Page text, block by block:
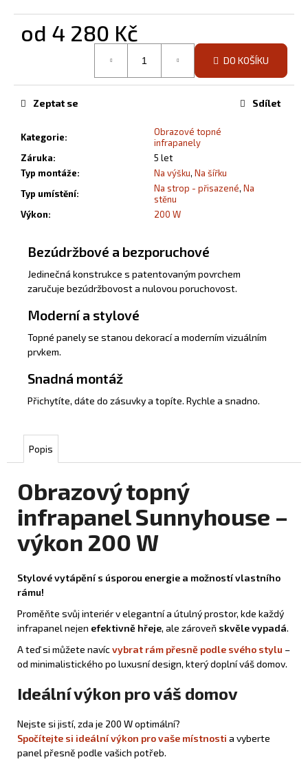
od 4 280 Kč
DO KOŠÍKU
Kategorie:
Obrazové topné
infrapanely
Záruka:
5 let
Typ montáže: Na výšku, Na šířku
Typ umístění: Na strop - přisazené, Na
stěnu
Výkon: 200 W
Zeptat se Sdílet
Bezúdržbové a bezporuchové
Jedinečná konstrukce s patentovaným povrchem
zaručuje bezúdržbovost a nulovou poruchovost.
Moderní a stylové
Topné panely se stanou dekorací a moderním vizuálním
prvkem.
Snadná montáž
Přichytíte, dáte do zásuvky a topíte. Rychle a snadno.
Popis
Obrazový topný
infrapanel Sunnyhouse –
výkon 200 W
Stylové vytápění s úsporou energie a možností vlastního
rámu!
Proměňte svůj interiér v elegantní a útulný prostor, kde každý
infrapanel nejen efektivně hřeje, ale zároveň skvěle vypadá.
A teď si můžete navícvybrat rám přesně podle svého stylu –
od minimalistického po luxusní design, který doplní váš domov.
Ideální výkon pro váš domov
Nejste si jistí, zda je 200 W optimální?
Spočítejte si ideální výkon pro vaše místnosti a vyberte
panel přesně podle vašich potřeb.